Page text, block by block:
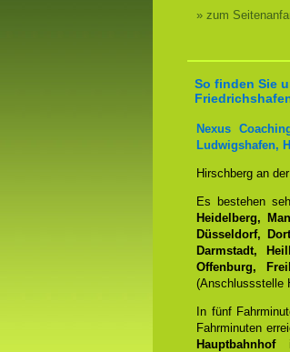
» zum
So finden Sie
Nexus
Ludwigshafen,
Hirschberg an
Es bestehen
Heidelberg,
Düsseldorf,
Darmstadt,
Offenburg,
(Anschlussstelle
In fünf
Fahrminuten